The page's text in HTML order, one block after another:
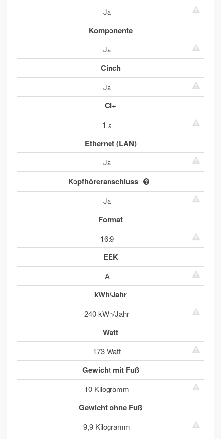
Ja
Komponente
Ja
Cinch
Ja
CI+
1 x
Ethernet (LAN)
Ja
Kopfhöreranschluss
Ja
Format
16:9
EEK
A
kWh/Jahr
240 kWh/Jahr
Watt
173 Watt
Gewicht mit Fuß
10 Kilogramm
Gewicht ohne Fuß
9,9 Kilogramm